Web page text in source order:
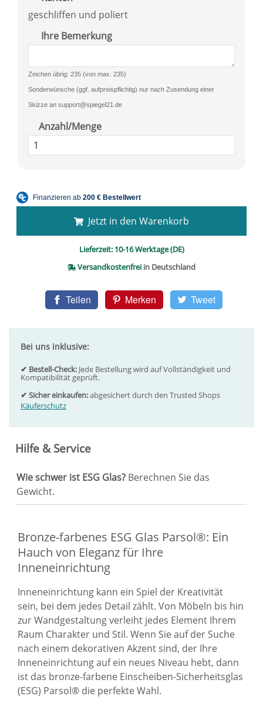
Bronze-farbenes ESG Glas Parsol®: Ein
Hauch von Eleganz für Ihre
Inneneinrichtung
Inneneinrichtung kann ein Spiel der Kreativität
sein, bei dem jedes Detail zählt. Von Möbeln bis hin
zur Wandgestaltung verleiht jedes Element Ihrem
Raum Charakter und Stil. Wenn Sie auf der Suche
nach einem dekorativen Akzent sind, der Ihre
Inneneinrichtung auf ein neues Niveau hebt, dann
ist das bronze-farbene Einscheiben-Sicherheitsglas
(ESG) Parsol® die perfekte Wahl.
Hilfe & Service
Wie schwer ist ESG Glas? Berechnen Sie das
Gewicht.
geschliffen und poliert
Ihre Bemerkung
Zeichen übrig: 235 (von max. 235)
Sonderwünsche (ggf. aufpreispflichtig) nur nach Zusendung einer
Skizze an support@spiegel21.de
Anzahl/Menge
Jetzt in den Warenkorb
Lieferzeit:10-16 Werktage (DE)
Versandkostenfrei in Deutschland
Teilen Merken Tweet
Bei uns inklusive:
✔ Bestell-Check: Jede Bestellung wird auf Vollständigkeit und
Kompatibilität geprüft.
✔ Sicher einkaufen:abgesichert durch den Trusted Shops
Käuferschutz